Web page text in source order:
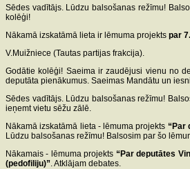
Sēdes vadītājs. Lūdzu balsošanas režīmu!
kolēģi!
Nākamā izskatāmā lieta ir lēmuma projekts par
V.Muižniece (Tautas partijas frakcija).
Godātie kolēģi! Saeima ir zaudējusi vienu no
deputāta pienākumus. Saeimas Mandātu un
Sēdes vadītājs. Lūdzu balsošanas režīmu!
ieņemt vietu sēžu zālē.
Nākamā izskatāmā lieta - lēmuma projekts “Par
Lūdzu balsošanas režīmu! Balsosim par šo
Nākamais - lēmuma projekts “Par deputātes
(pedofiliju)”. Atklājam debates.